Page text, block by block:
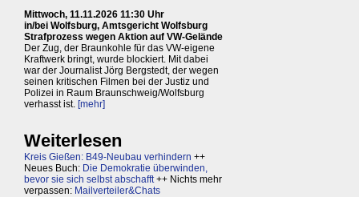
Mittwoch, 11.11.2026 11:30 Uhr
in/bei Wolfsburg, Amtsgericht Wolfsburg
Strafprozess wegen Aktion auf VW-Gelände
Der Zug, der Braunkohle für das VW-eigene
Kraftwerk bringt, wurde blockiert. Mit dabei
war der Journalist Jörg Bergstedt, der wegen
seinen kritischen Filmen bei der Justiz und
Polizei in Raum Braunschweig/Wolfsburg
verhasst ist. [mehr]
Weiterlesen
Kreis Gießen: B49-Neubau verhindern ++
Neues Buch: Die Demokratie überwinden,
bevor sie sich selbst abschafft++ Nichts mehr
verpassen: Mailverteiler&Chats